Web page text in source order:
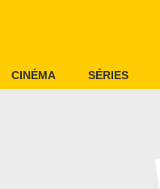
CINÉMA SÉRIES